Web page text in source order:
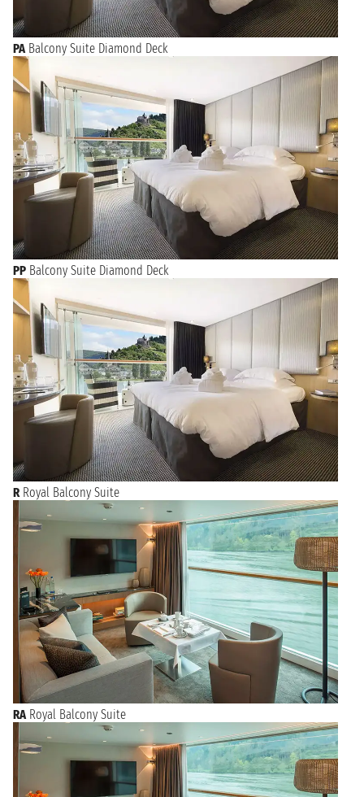
PA Balcony Suite Diamond Deck
PP Balcony Suite Diamond Deck
R Royal Balcony Suite
RA Royal Balcony Suite